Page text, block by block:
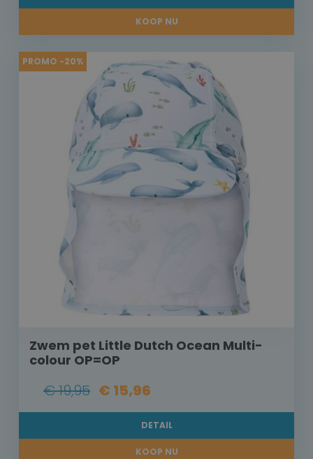
KOOP NU
PROMO -20%
Zwem pet Little Dutch Ocean Multi-
colour OP=OP
€ 19,95 € 15,96
DETAIL
KOOP NU